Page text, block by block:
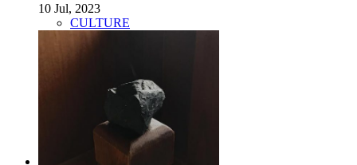
10 Jul, 2023
CULTURE